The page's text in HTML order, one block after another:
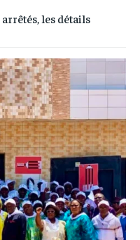
les détails